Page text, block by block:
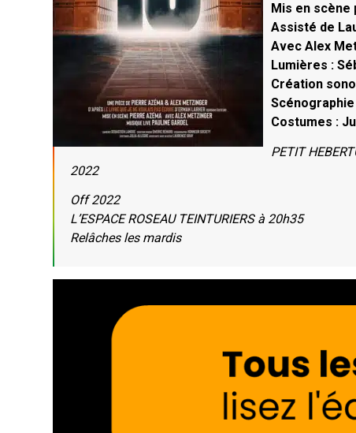
Mis en
Assisté de
Avec Alex
Lumières :
Création
Costumes :
PETIT
2022
Off 2022
L’ESPACE ROSEAU TEINTURIERS à 20h35
Relâches les mardis